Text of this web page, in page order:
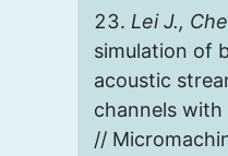
Lei J.,
simulation of
acoustic
channels
//